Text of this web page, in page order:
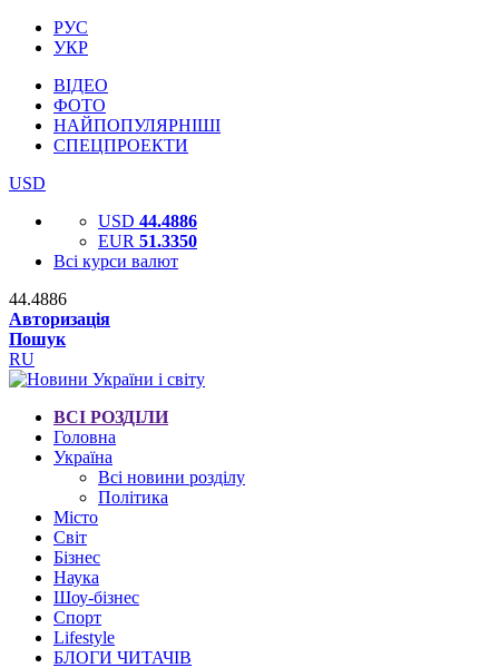
РУС
УКР
ВІДЕО
ФОТО
НАЙПОПУЛЯРНІШІ
СПЕЦПРОЕКТИ
USD
USD 44.4886
EUR 51.3350
Всі курси валют
44.4886
Авторизація
Пошук
RU
ВСІ РОЗДІЛИ
Головна
Україна
Всі новини розділу
Політика
Місто
Світ
Бізнес
Наука
Шоу-бізнес
Спорт
Lifestyle
БЛОГИ ЧИТАЧІВ